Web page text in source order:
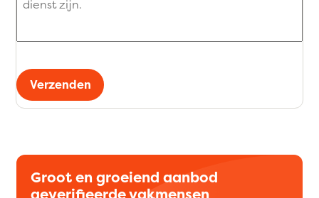
Verzenden
Groot en groeiend aanbod